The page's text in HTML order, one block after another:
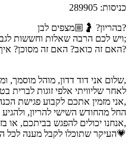
כניסות: 289905
בהריון? 🤰🏼מצפים לבן?
ויש לכם הרבה שאלות וחששות לגבי ברית המילה;
האם זה כואב? האם זה מסוכן? איך בוחרים מוהל? על מה צריך להקפיד?
שלום אני דוד דדון, מוהל מוסמך, ומוהל במשרד הבטחון במילואים,
לאחר שליוויתי אלפי זוגות לברית
אני מזמין אתכם לקבוע פגישת הכנה לברית,
החל מהחודש השישי להריון, ולהגיע
אנחנו יכולים להפגש בביתכם, או בזום, או בשיחה טלפונית,
העיקר שתוכלו לקבל מענה לכל השאלות ולהגיע לברית בלב שקט💗